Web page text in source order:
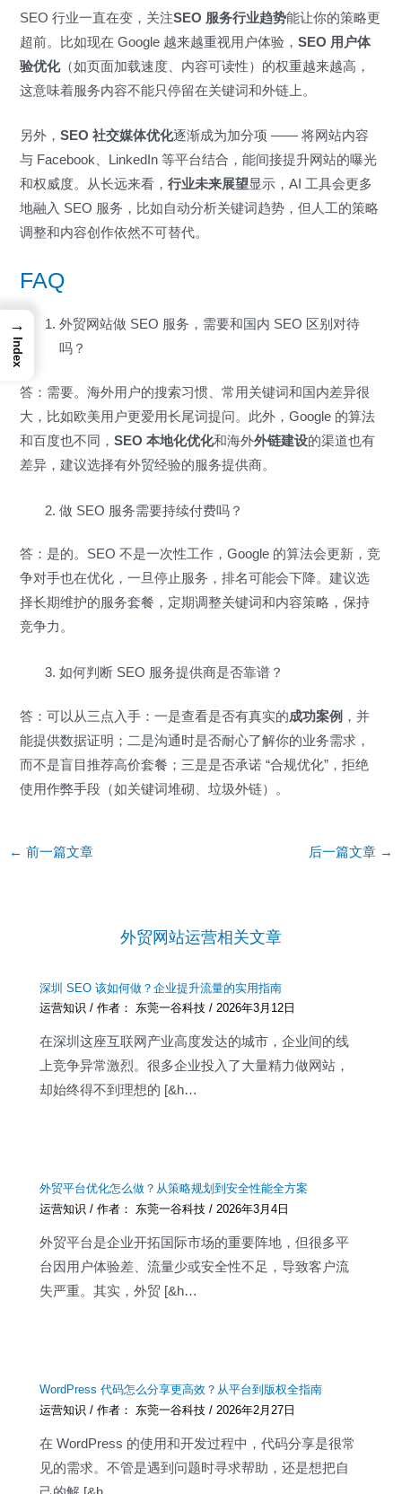
SEO 行业一直在变，关注SEO 服务行业趋势能让你的策略更
超前。比如现在 Google 越来越重视用户体验，SEO 用户体
验优化（如页面加载速度、内容可读性）的权重越来越高，
这意味着服务内容不能只停留在关键词和外链上。
另外，SEO 社交媒体优化逐渐成为加分项 —— 将网站内容
与 Facebook、LinkedIn 等平台结合，能间接提升网站的曝光
和权威度。从长远来看，行业未来展望显示，AI 工具会更多
地融入 SEO 服务，比如自动分析关键词趋势，但人工的策略
调整和内容创作依然不可替代。
FAQ
外贸网站做 SEO 服务，需要和国内 SEO 区别对待
吗？
答：需要。海外用户的搜索习惯、常用关键词和国内差异很
大，比如欧美用户更爱用长尾词提问。此外，Google 的算法
和百度也不同，SEO 本地化优化和海外外链建设的渠道也有
差异，建议选择有外贸经验的服务提供商。
做 SEO 服务需要持续付费吗？
答：是的。SEO 不是一次性工作，Google 的算法会更新，竞
争对手也在优化，一旦停止服务，排名可能会下降。建议选
择长期维护的服务套餐，定期调整关键词和内容策略，保持
竞争力。
如何判断 SEO 服务提供商是否靠谱？
答：可以从三点入手：一是查看是否有真实的成功案例 ，并
能提供数据证明；二是沟通时是否耐心了解你的业务需求，
而不是盲目推荐高价套餐；三是是否承诺 “合规优化”，拒绝
使用作弊手段（如关键词堆砌、垃圾外链）。
Post
← 前一篇文章 后一篇文章 →
外贸网站运营相关文章
深圳 SEO 该如何做？企业提升流量的实用指南
运营知识 / 作者： 东莞一谷科技/ 2026年3月12日
在深圳这座互联网产业高度发达的城市，企业间的线
上竞争异常激烈。很多企业投入了大量精力做网站，
却始终得不到理想的 [&h…
外贸平台优化怎么做？从策略规划到安全性能全方案
运营知识 / 作者： 东莞一谷科技/ 2026年3月4日
外贸平台是企业开拓国际市场的重要阵地，但很多平
台因用户体验差、流量少或安全性不足，导致客户流
失严重。其实，外贸 [&h…
WordPress 代码怎么分享更高效？从平台到版权全指南
运营知识 / 作者： 东莞一谷科技/ 2026年2月27日
在 WordPress 的使用和开发过程中，代码分享是很常
见的需求。不管是遇到问题时寻求帮助，还是想把自
→
Index